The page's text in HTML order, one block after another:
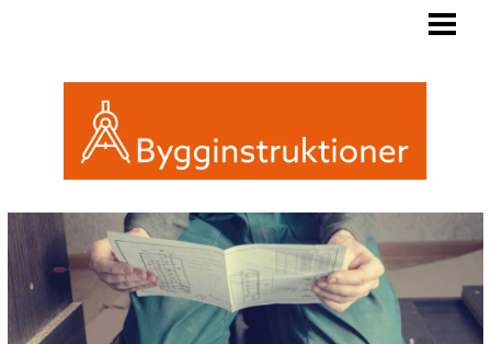
ATTEFALL ELLER FRIGGEBOD
INREDA EN FRIGGEBOD